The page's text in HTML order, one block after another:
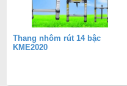
Thang nhôm rút 14 bậc
KME2020